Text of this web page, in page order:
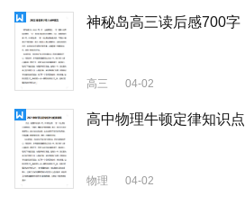
神秘岛高三读后感700字
高三 04-02
高中物理牛顿定律知识点
物理 04-02